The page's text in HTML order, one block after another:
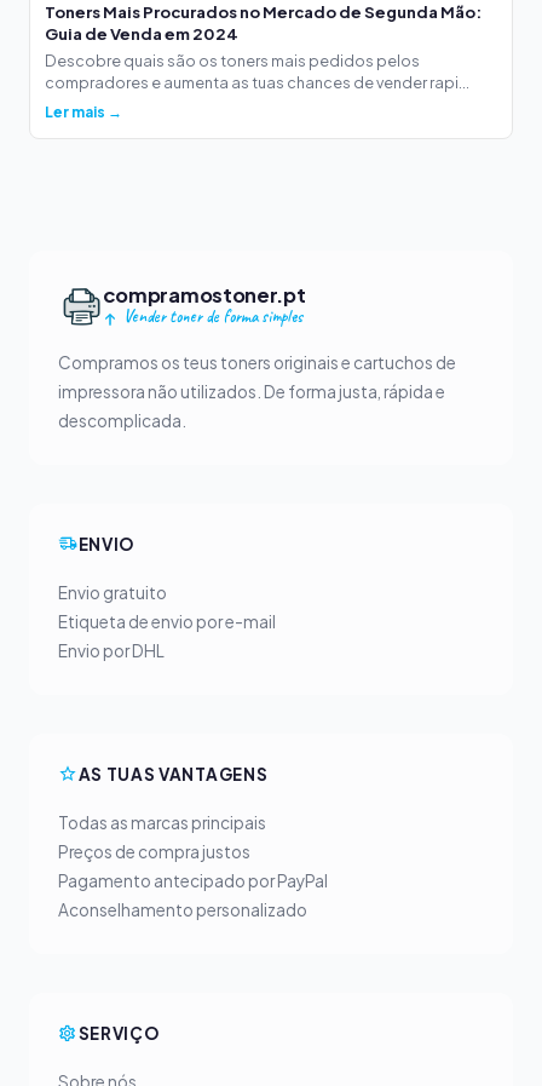
Toners Mais Procurados no Mercado de Segunda Mão:
Guia de Venda em 2024
Descobre quais são os toners mais pedidos pelos
compradores e aumenta as tuas chances de vender rapi...
Ler mais →
compramostoner.pt
Vender toner de forma simples
Compramos os teus toners originais e cartuchos de
impressora não utilizados. De forma justa, rápida e
descomplicada.
ENVIO
Envio gratuito
Etiqueta de envio por e-mail
Envio por DHL
AS TUAS VANTAGENS
Todas as marcas principais
Preços de compra justos
Pagamento antecipado por PayPal
Aconselhamento personalizado
SERVIÇO
Sobre nós